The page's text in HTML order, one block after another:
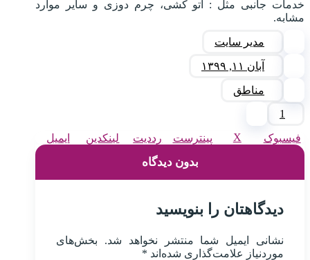
خدمات جانبی مثل : اتو کشی، چرم دوزی و سایر موارد
مشابه.
مدیر سایت
آبان ۱۱, ۱۳۹۹
مناطق
1
فیسبوک X پینترست رددیت لینکدین ایمیل
بدون دیدگاه
دیدگاهتان را بنویسید
نشانی ایمیل شما منتشر نخواهد شد.
بخش‌های
موردنیاز علامت‌گذاری شده‌اند *